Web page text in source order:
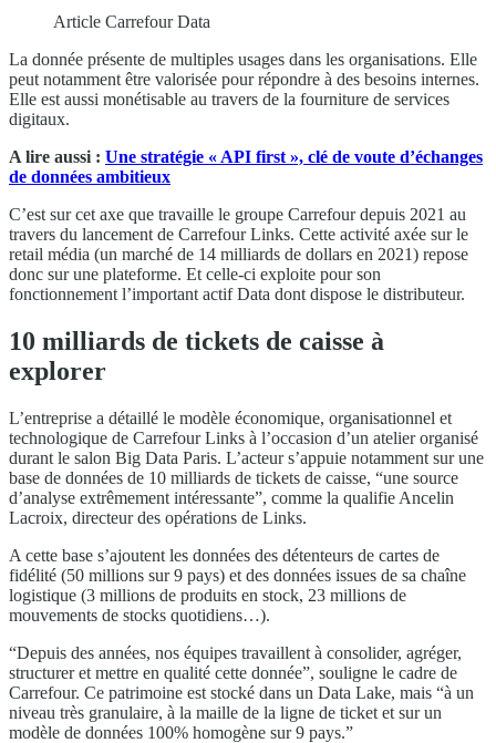
Article Carrefour Data
La donnée présente de multiples usages dans les organisations. Elle
peut notamment être valorisée pour répondre à des besoins internes.
Elle est aussi monétisable au travers de la fourniture de services
digitaux.
A lire aussi : Une stratégie « API first », clé de voute d’échanges
de données ambitieux
C’est sur cet axe que travaille le groupe Carrefour depuis 2021 au
travers du lancement de Carrefour Links. Cette activité axée sur le
retail média (un marché de 14 milliards de dollars en 2021) repose
donc sur une plateforme. Et celle-ci exploite pour son
fonctionnement l’important actif Data dont dispose le distributeur.
10 milliards de tickets de caisse à
explorer
L’entreprise a détaillé le modèle économique, organisationnel et
technologique de Carrefour Links à l’occasion d’un atelier organisé
durant le salon Big Data Paris. L’acteur s’appuie notamment sur une
base de données de 10 milliards de tickets de caisse, “une source
d’analyse extrêmement intéressante”, comme la qualifie Ancelin
Lacroix, directeur des opérations de Links.
A cette base s’ajoutent les données des détenteurs de cartes de
fidélité (50 millions sur 9 pays) et des données issues de sa chaîne
logistique (3 millions de produits en stock, 23 millions de
mouvements de stocks quotidiens…).
“Depuis des années, nos équipes travaillent à consolider, agréger,
structurer et mettre en qualité cette donnée”, souligne le cadre de
Carrefour. Ce patrimoine est stocké dans un Data Lake, mais “à un
niveau très granulaire, à la maille de la ligne de ticket et sur un
modèle de données 100% homogène sur 9 pays.”